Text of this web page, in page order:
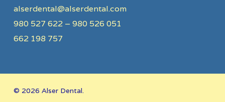
alserdental@alserdental.com
980 527 622 – 980 526 051
662 198 757
© 2026 Alser Dental.